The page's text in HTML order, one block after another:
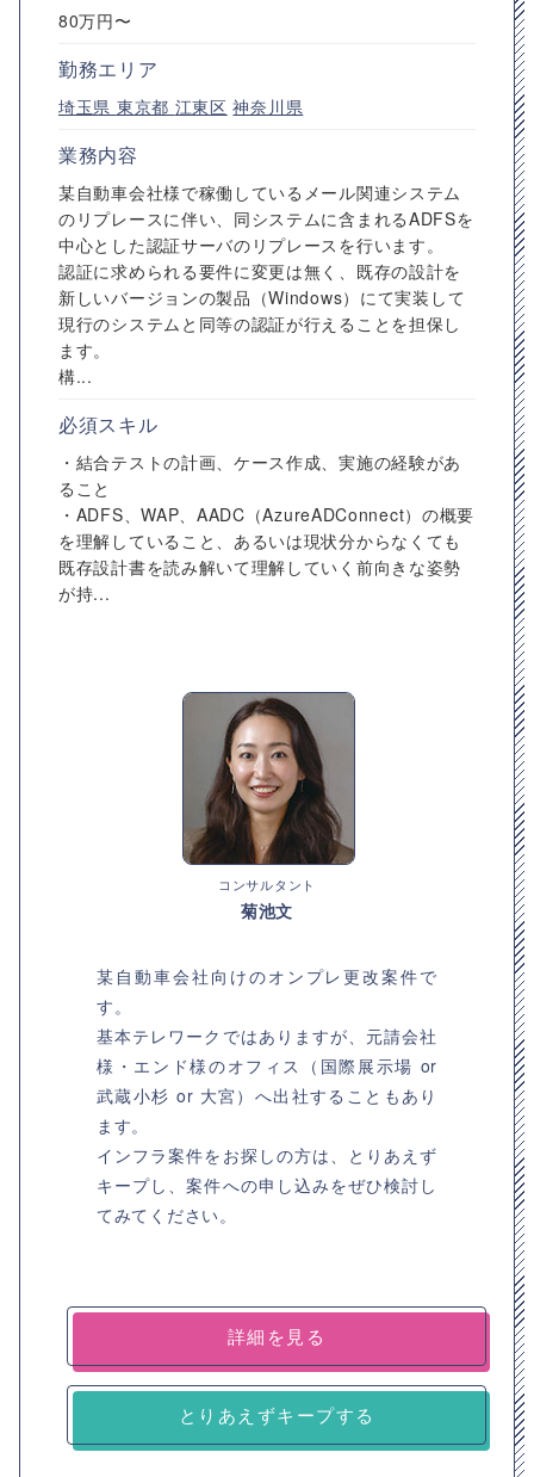
80万円〜
勤務エリア
埼玉県 東京都 江東区 神奈川県
業務内容
某自動車会社様で稼働しているメール関連システム
のリプレースに伴い、同システムに含まれるADFSを
中心とした認証サーバのリプレースを行います。
認証に求められる要件に変更は無く、既存の設計を
新しいバージョンの製品（Windows）にて実装して
現行のシステムと同等の認証が行えることを担保し
ます。
構...
必須スキル
・結合テストの計画、ケース作成、実施の経験があ
ること
・ADFS、WAP、AADC（AzureADConnect）の概要
を理解していること、あるいは現状分からなくても
既存設計書を読み解いて理解していく前向きな姿勢
が持...
コンサルタント
菊池文
某自動車会社向けのオンプレ更改案件で
す。
基本テレワークではありますが、元請会社
様・エンド様のオフィス（国際展示場 or
武蔵小杉 or 大宮）へ出社することもあり
ます。
インフラ案件をお探しの方は、とりあえず
キープし、案件への申し込みをぜひ検討し
てみてください。
詳細を見る
とりあえずキープする